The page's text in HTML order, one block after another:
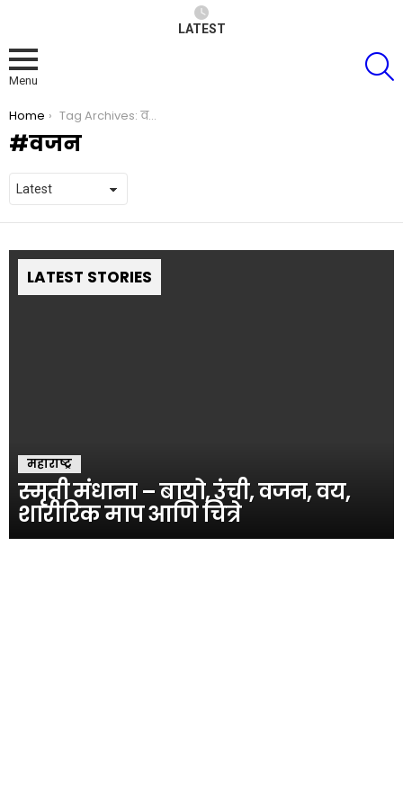
LATEST
Menu
You are here:
Home Tag Archives: वजन
वजन
LATEST STORIES
महाराष्ट्र
स्मृती मंधाना – बायो, उंची, वजन, वय,
शारीरिक माप आणि चित्रे